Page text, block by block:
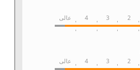
2
3
4 عالی
2
3
4 عالی